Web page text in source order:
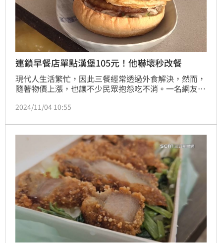
連鎖早餐店單點漢堡105元！他嚇壞秒改餐
現代人生活繁忙，因此三餐經常透過外食解決，然而，
隨著物價上漲，也讓不少民眾抱怨吃不消。一名網友在
沒想到結帳時聽到價格瞬間嚇壞，忍不住詢問店員「來
2024/11/04 10:55